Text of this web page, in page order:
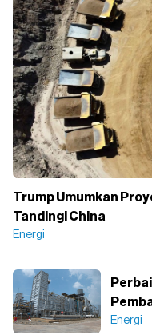
Trump Umumkan
Tandingi China
Energi
Energi